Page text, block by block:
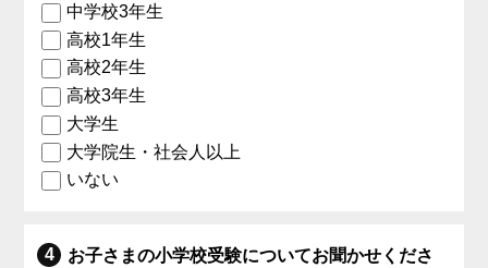
中学校3年生
高校1年生
高校2年生
高校3年生
大学生
大学院生・社会人以上
いない
お子さまの小学校受験についてお聞かせくださ